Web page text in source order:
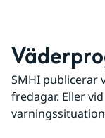
SMHI publicerar
fredagar. Eller